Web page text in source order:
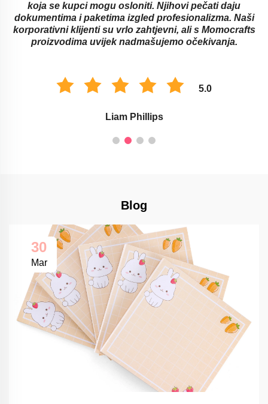
koja se kupci mogu osloniti. Njihovi pečati daju
dokumentima i paketima izgled profesionalizma. Naši
korporativni klijenti su vrlo zahtjevni, ali s Momocrafts
proizvodima uvijek nadmašujemo očekivanja.
5.0
Liam Phillips
Blog
30
Mar